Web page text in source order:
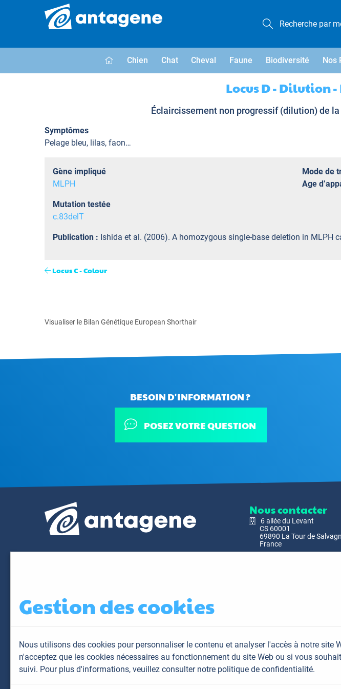
Chien Chat Cheval Faune Biodiversité Nos
Locus D - Dilution
Éclaircissement non progressif (dilution) de
Symptômes
Pelage bleu, lilas, faon…
Gène impliqué
MLPH
Mutation testée
c.83delT
Mode de
Age
Publication : Ishida et al. (2006). A homozygous single-base deletion in MLPH
Locus C - Colour
Visualiser le Bilan Génétique European Shorthair
BESOIN D'INFORMATION ?
POSEZ VOTRE QUESTION
Nous contacter
6 allée du Levant
CS 60001
69890 La Tour de
France
Gestion des cookies
Nous utilisons des cookies pour personnaliser le contenu et analyser l'accès à notre site
n'acceptez que les cookies nécessaires au fonctionnement du site Web ou si vous
suivi. Pour plus d'informations, veuillez consulter notre politique de confidentialité.